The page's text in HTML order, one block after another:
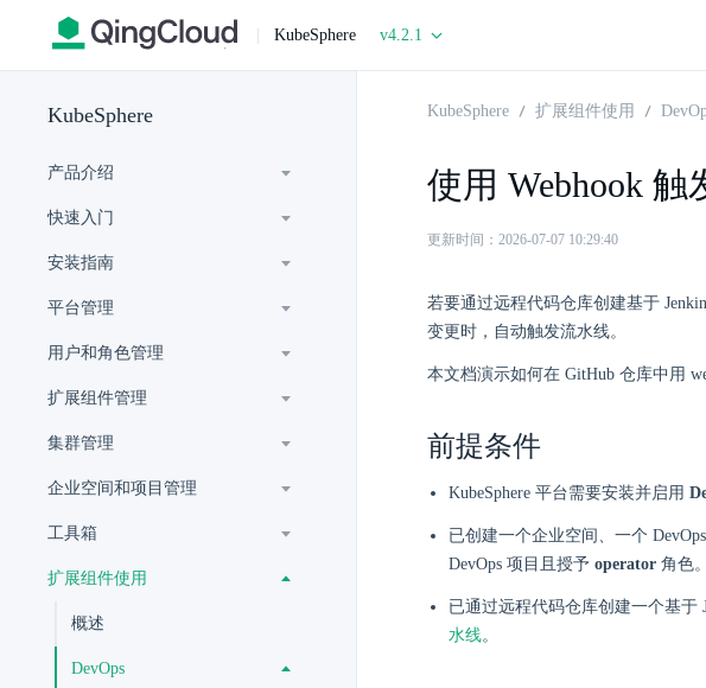
| KubeSphere v4.2.1
KubeSphere
产品介绍
快速入门
安装指南
平台管理
用户和角色管理
扩展组件管理
集群管理
企业空间和项目管理
工具箱
扩展组件使用
概述
DevOps
KubeSphere 扩展组件使用
使用 Webhook 触
更新时间：2026-07-07 10:29:40
若要通过远程代码仓库创建基于
变更时，自动触发流水线。
本文档演示如何在 GitHub 仓库中用
前提条件
KubeSphere 平台需要安装并启用
已创建一个企业空间、一个
DevOps 项目且授予 operator 角色
已通过远程代码仓库创建一个基于
水线。